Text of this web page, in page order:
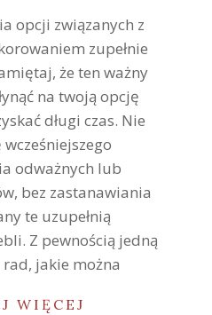
opcji związanych z
zupełnie
że ten ważny
na twoją opcję
długi czas. Nie
odważnych lub
bez zastanawiania
te uzupełnią
Z pewnością jedną
jakie można
WIĘCEJ